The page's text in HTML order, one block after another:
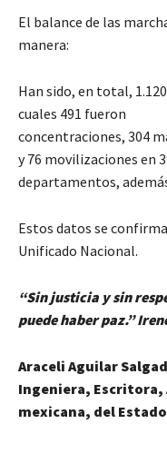
El balance de las
manera:
Han sido, en total,
cuales 491 fueron
concentraciones, 304
y 76 movilizaciones en
departamentos,
Estos datos se
Unificado Nacional.
“Sin justicia y sin
puede haber paz.”
Araceli Aguilar
Ingeniera,
mexicana, del